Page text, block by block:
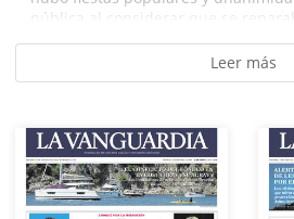
pública al considerar que se
Leer más